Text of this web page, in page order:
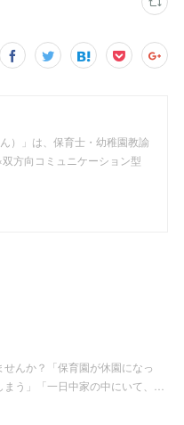
）」は、保育士・幼稚園教諭
方向コミュニケーション型
んか？「保育園が休園になっ
う」「一日中家の中にいて、…